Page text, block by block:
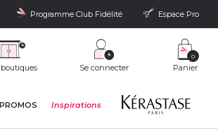
Programme Club Fidélité Espace Pro
Se connecter Panier
0
PROMOS Inspirations